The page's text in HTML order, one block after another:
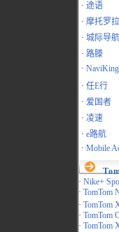
· 途语
· 摩托罗拉
· 城际导航
· 路滕
· NaviKing
· 任E行
· 爱国者
· 凌速
· e路航
· Mobile
· Nike+
· TomTom
· TomTom
· TomTom
· TomTom